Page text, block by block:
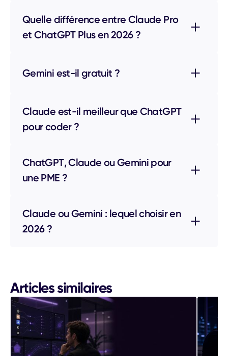
Quelle différence entre Claude Pro
et ChatGPT Plus en 2026 ?‍
Gemini est-il gratuit ?‍
Claude est-il meilleur que ChatGPT
pour coder ?‍
ChatGPT, Claude ou Gemini pour
une PME ?‍
Claude ou Gemini : lequel choisir en
2026 ?
Articles similaires